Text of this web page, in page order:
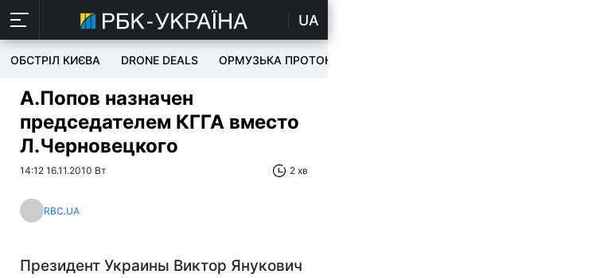
UA
ОБСТРІЛ КИЄВА DRONE DEALS ОРМУЗЬКА ПРОТОКА
А.Попов назначен
председателем КГГА вместо
Л.Черновецкого
14:12 16.11.2010 Вт 2 хв
RBC.UA
Президент Украины Виктор Янукович